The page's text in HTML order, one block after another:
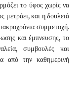
το ύφος χωρίς να
μετράει, και η δουλειά
συμμετοχή.
και έμπνευσης, το
συμβουλές και
από την καθημερινή